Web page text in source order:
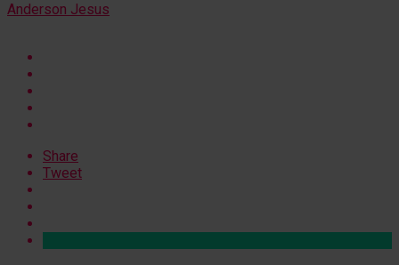
Anderson Jesus
Share
Tweet